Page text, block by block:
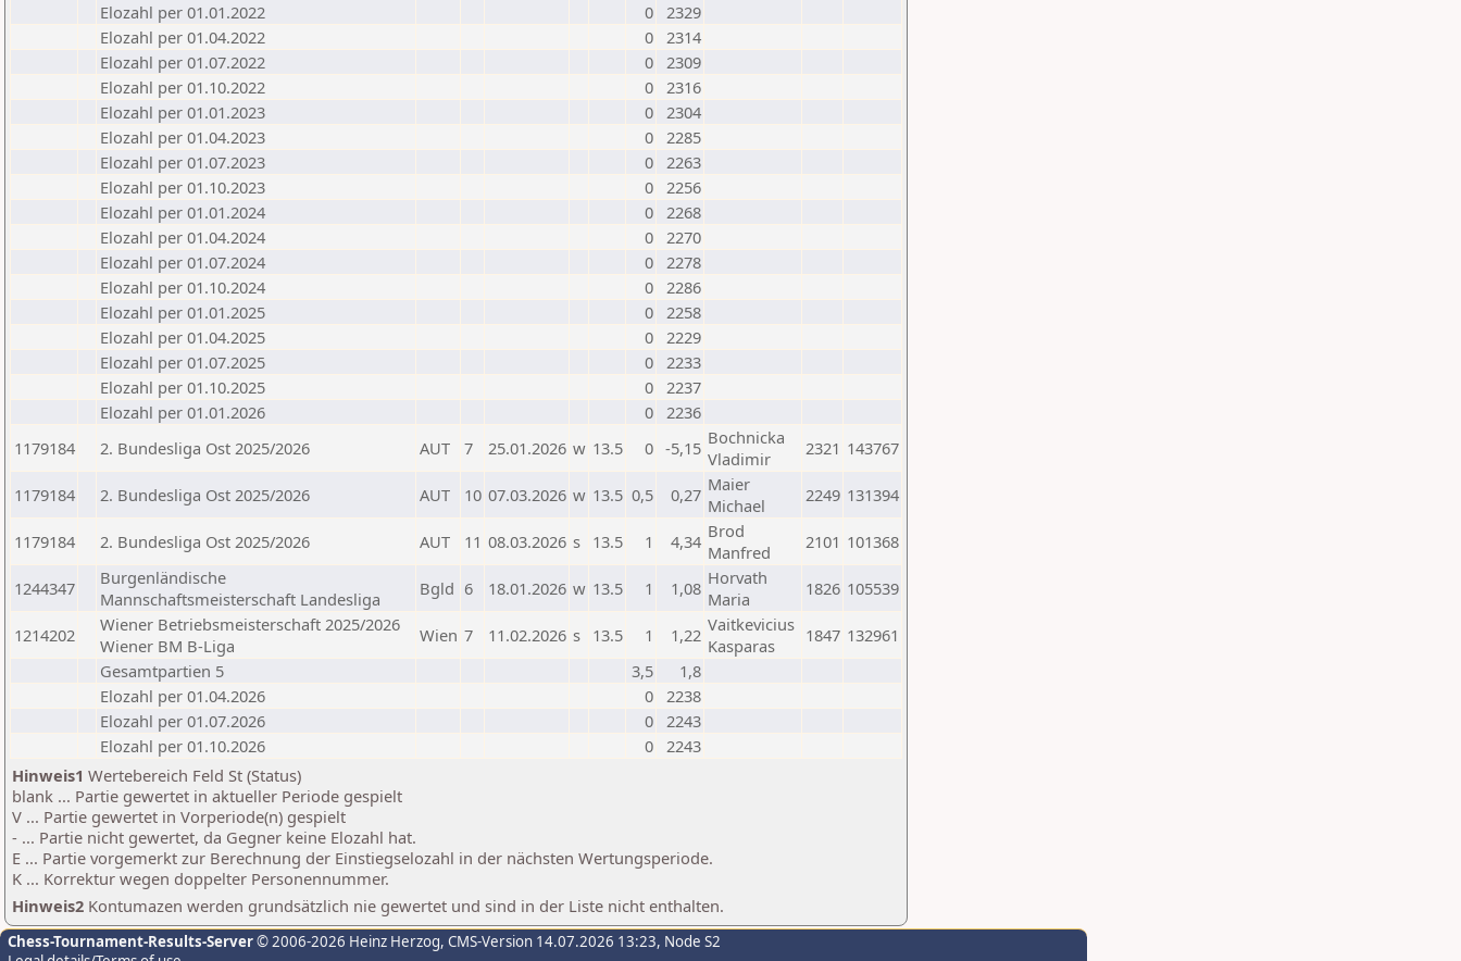
Elozahl per 01.01.2022
0 2329
Elozahl per 01.04.2022
0 2314
Elozahl per 01.07.2022
0 2309
Elozahl per 01.10.2022
0 2316
Elozahl per 01.01.2023
0 2304
Elozahl per 01.04.2023
0 2285
Elozahl per 01.07.2023
0 2263
Elozahl per 01.10.2023
0 2256
Elozahl per 01.01.2024
0 2268
Elozahl per 01.04.2024
0 2270
Elozahl per 01.07.2024
0 2278
Elozahl per 01.10.2024
0 2286
Elozahl per 01.01.2025
0 2258
Elozahl per 01.04.2025
0 2229
Elozahl per 01.07.2025
0 2233
Elozahl per 01.10.2025
0 2237
Elozahl per 01.01.2026
0 2236
1179184
2. Bundesliga Ost 2025/2026 AUT 7 25.01.2026 w 13.5 0 -5,15 Bochnicka
Vladimir
2321 143767
1179184 2. Bundesliga Ost 2025/2026 AUT 10 07.03.2026 w 13.5 0,5 0,27 Maier
Michael
2249 131394
1179184 2. Bundesliga Ost 2025/2026 AUT 11 08.03.2026 s 13.5 1 4,34 Brod
Manfred
2101 101368
1244347
Burgenländische
Mannschaftsmeisterschaft Landesliga
Bgld 6 18.01.2026 w 13.5 1 1,08 Horvath
Maria
1826 105539
1214202
Wiener Betriebsmeisterschaft 2025/2026
Wiener BM B-Liga
Wien 7 11.02.2026 s 13.5 1 1,22 Vaitkevicius
Kasparas
1847 132961
Gesamtpartien 5
3,5
1,8
Elozahl per 01.04.2026
0 2238
Elozahl per 01.07.2026
0 2243
Elozahl per 01.10.2026
0 2243
Hinweis1 Wertebereich Feld St (Status)
blank ... Partie gewertet in aktueller Periode gespielt
V ... Partie gewertet in Vorperiode(n) gespielt
- ... Partie nicht gewertet, da Gegner keine Elozahl hat.
E ... Partie vorgemerkt zur Berechnung der Einstiegselozahl in der nächsten Wertungsperiode.
K ... Korrektur wegen doppelter Personennummer.
Hinweis2 Kontumazen werden grundsätzlich nie gewertet und sind in der Liste nicht enthalten.
Chess-Tournament-Results-Server© 2006-2026 Heinz Herzog, CMS-Version 14.07.2026 13:23, Node S2